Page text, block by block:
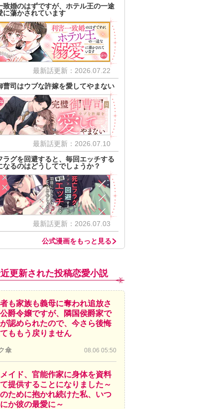
致婚のはずですが、ホテル王の一途
に蕩かされています
最新話更新：2026.07.22
曹司はウブな許嫁を愛してやまない
最新話更新：2026.07.10
ラグを回避すると、毎回エッチする
なるのはどうしてでしょうか？
最新話更新：2026.07.03
公式漫画をもっと見る
更新された投稿恋愛小説
も家族も義母に奪われ追放さ
爵令嬢ですが、隣国侯爵家で
認められたので、今さら後悔
ももう戻りません
傘 08.06 05:50
イド、官能作家に身体を資料
提供することになりました～
ために抱かれ続けた私、いつ
か彼の最愛に～